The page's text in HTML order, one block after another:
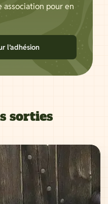
pour en
l’adhésion
sorties